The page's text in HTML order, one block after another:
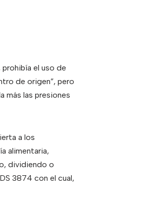
el uso de
de origen”, pero
más las presiones
a los
alimentaria,
dividiendo o
3874 con el cual,